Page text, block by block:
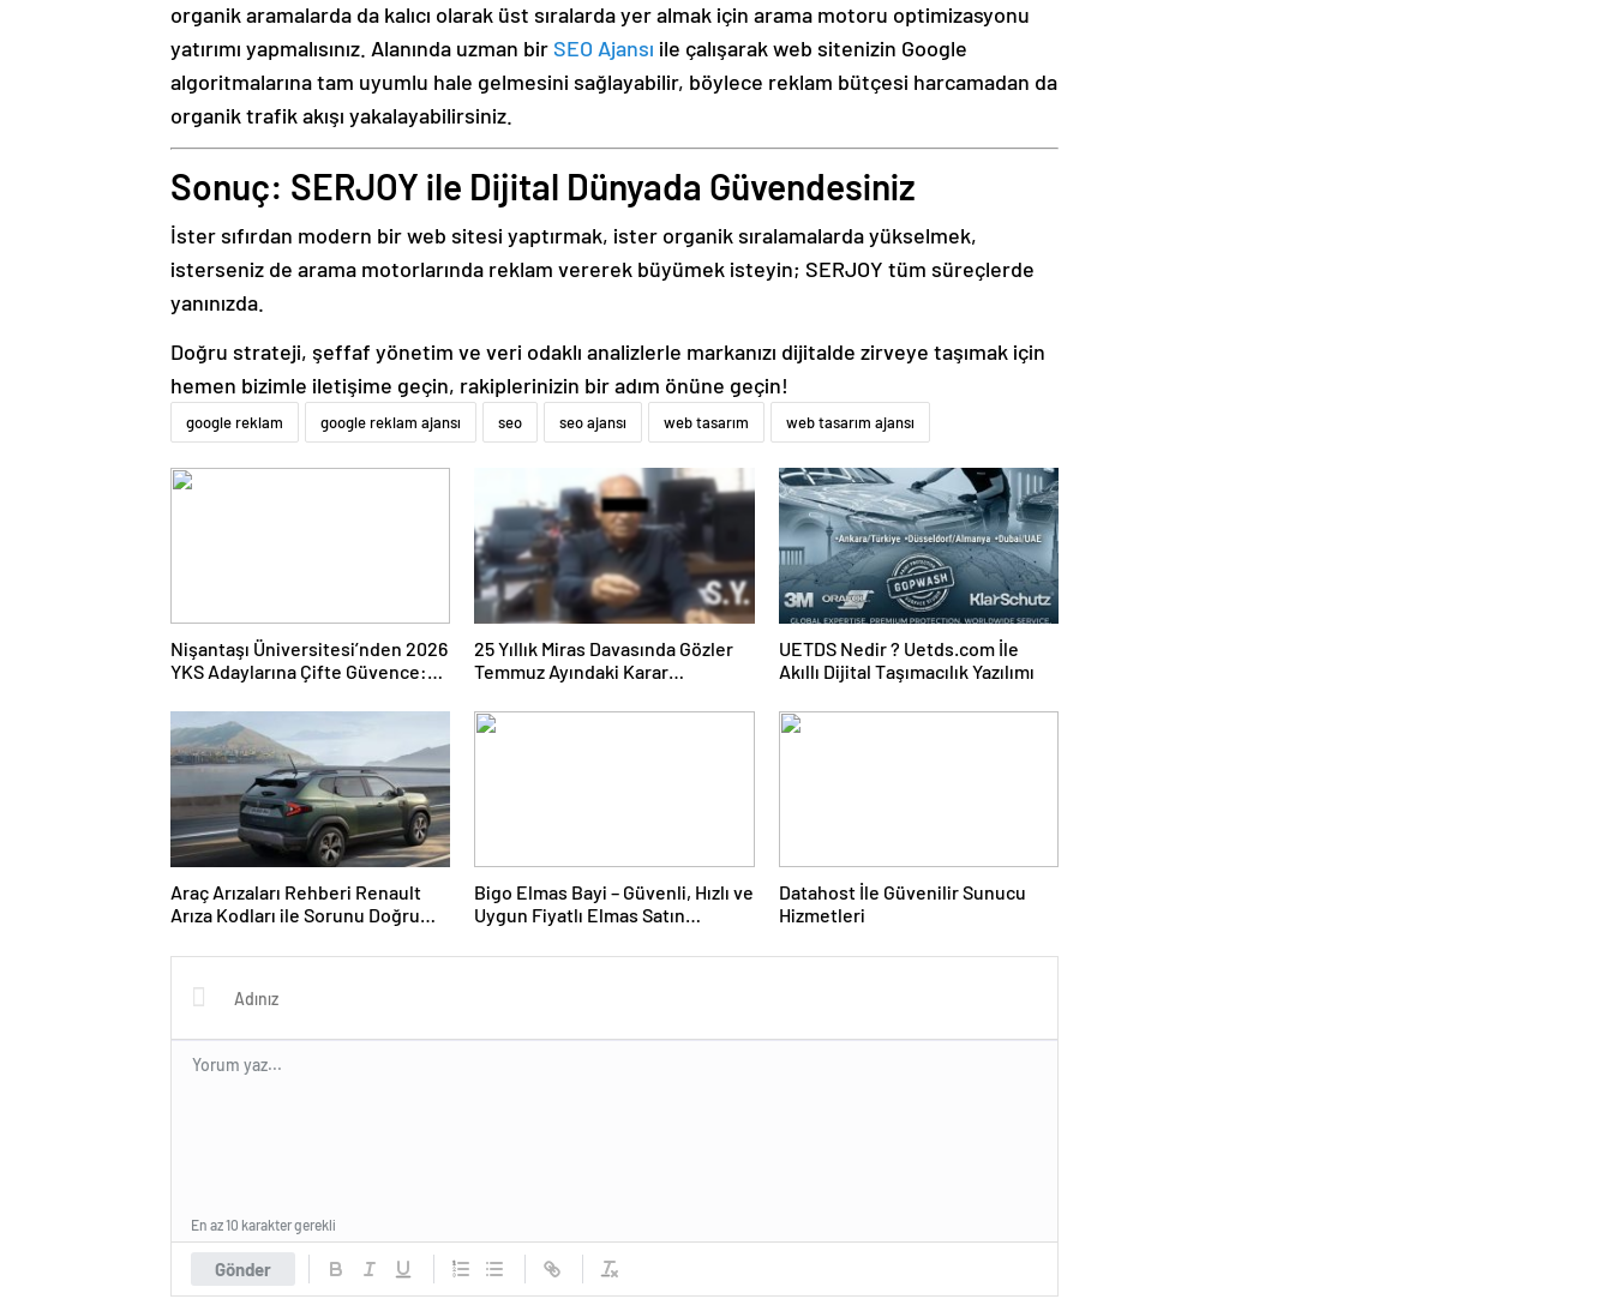
organik aramalarda da kalıcı olarak üst sıralarda yer almak için arama motoru optimizasyonu
yatırımı yapmalısınız. Alanında uzman birSEO Ajansı ile çalışarak web sitenizin Google
algoritmalarına tam uyumlu hale gelmesini sağlayabilir, böylece reklam bütçesi harcamadan da
organik trafik akışı yakalayabilirsiniz.
Sonuç: SERJOY ile Dijital Dünyada Güvendesiniz
İster sıfırdan modern bir web sitesi yaptırmak, ister organik sıralamalarda yükselmek,
isterseniz de arama motorlarında reklam vererek büyümek isteyin; SERJOY tüm süreçlerde
yanınızda.
Doğru strateji, şeffaf yönetim ve veri odaklı analizlerle markanızı dijitalde zirveye taşımak için
hemen bizimle iletişime geçin, rakiplerinizin bir adım önüne geçin!
google reklam google reklam ajansı seo seo ajansı web tasarım web tasarım ajansı
Nişantaşı Üniversitesi’nden 2026
YKS Adaylarına Çifte Güvence:
25 Yıllık Miras Davasında Gözler
Temmuz Ayındaki Karar
UETDS Nedir ? Uetds.com İle
Akıllı Dijital Taşımacılık Yazılımı
Araç Arızaları Rehberi Renault
Arıza Kodları ile Sorunu Doğru
Bigo Elmas Bayi – Güvenli, Hızlı ve
Uygun Fiyatlı Elmas Satın
Datahost İle Güvenilir Sunucu
Hizmetleri
Gönder
En az 10 karakter gerekli